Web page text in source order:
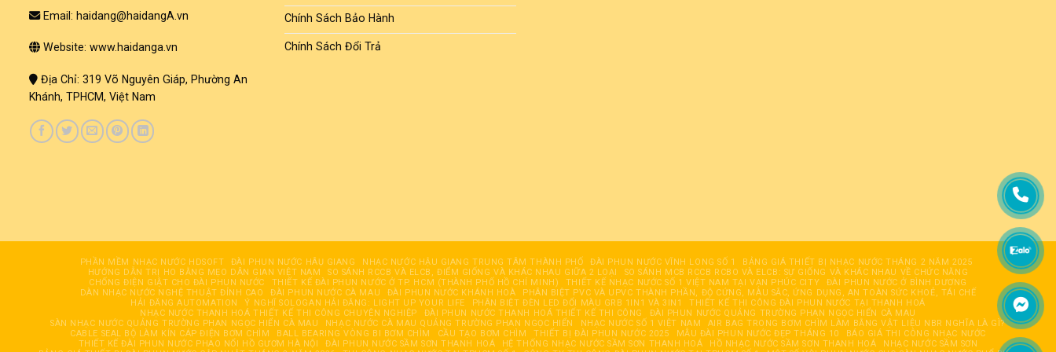
Email: haidang@haidangA.vn
Website: www.haidanga.vn
Địa Chỉ: 319 Võ Nguyên Giáp, Phường An
Khánh, TPHCM, Việt Nam
Chính Sách Bảo Hành
Chính Sách Đổi Trả
PHẦN MỀM NHẠC NƯỚC HDSOFT ĐÀI PHUN NƯỚC HÂỤ GIANG NHẠC NƯỚC HẬU GIANG TRUNG TÂM THÀNH PHỐ ĐÀI PHUN NƯỚC VĨNH LONG SỐ 1
BẢNG GIÁ THIẾT BỊ NHẠC NƯỚC THÁNG 2 NĂM 2025
HƯỚNG DẪN TRỊ HO BẰNG MẸO DÂN GIAN VIỆT NAM
SO SÁNH RCCB VÀ ELCB, ĐIỂM GIỐNG VÀ KHÁC NHAU GIỮA 2 LOẠI
SO SÁNH MCB RCCB RCBO VÀ ELCB: SỰ GIỐNG VÀ KHÁC NHAU VỀ CHỨC NĂNG
CHỐNG ĐIỆN GIẬT CHO ĐÀI PHUN NƯỚC
THIẾT KẾ ĐÀI PHUN NƯỚC Ở TP. HCM (THÀNH PHỐ HỒ CHÍ MINH) THIẾT KẾ NHẠC NƯỚC SỐ 1 VIỆT NAM TẠI VẠN PHÚC CITY
ĐÀI PHUN NƯỚC Ở BÌNH DƯƠNG
DÀN NHẠC NƯỚC NGHỆ THUẬT ĐỈNH CAO
ĐÀI PHUN NƯỚC CÀ MAU ĐÀI PHUN NƯỚC KHÁNH HOÀ
PHÂN BIỆT PVC VÀ UPVC THÀNH PHẦN, ĐỘ CỨNG, MÀU SẮC, ỨNG DỤNG, AN TOÀN SỨC KHOẺ, TÁI CHẾ
HẢI ĐĂNG AUTOMATION
Ý NGHĨ SOLOGAN HẢI ĐĂNG: LIGHT UP YOUR LIFE PHÂN BIỆT ĐÈN LED ĐỔI MÀU GRB 1IN1 VÀ 3IN1
THIẾT KẾ THI CÔNG ĐÀI PHUN NƯỚC TẠI THANH HOÁ
NHẠC NƯỚC THANH HOÁ THIẾT KẾ THI CÔNG CHUYÊN NGHIỆP
ĐÀI PHUN NƯỚC THANH HOÁ THIẾT KẾ THI CÔNG
ĐÀI PHUN NƯỚC QUẢNG TRƯỜNG PHAN NGỌC HIỂN CÀ MAU
SÀN NHẠC NƯỚC QUẢNG TRƯỜNG PHAN NGỌC HIỂN CÀ MAU
NHẠC NƯỚC CÀ MAU QUẢNG TRƯỜNG PHAN NGỌC HIỂN NHẠC NƯỚC SỐ 1 VIỆT NAM
AIR BAG TRONG BƠM CHÌM LÀM BẰNG VẬT LIỆU NBR NGHĨA LÀ GÌ?
CABLE SEAL BỘ LÀM KÍN CÁP ĐIỆN BƠM CHÌM
BALL BEARING VÒNG BI BƠM CHÌM CẦU TẠO BƠM CHÌM THIẾT BỊ ĐÀI PHUN NƯỚC 2025 MẪU ĐÀI PHUN NƯỚC ĐẸP THÁNG 10
BÁO GIÁ THI CÔNG NHẠC NƯỚC
THIẾT KẾ ĐÀI PHUN NƯỚC PHAO NỔI HỒ GƯƠM HÀ NỘI
ĐÀI PHUN NƯỚC SẦM SƠN THANH HOÁ HỆ THỐNG NHẠC NƯỚC SẦM SƠN THANH HOÁ HỒ NHẠC NƯỚC SẦM SƠN THANH HOÁ
NHẠC NƯỚC SẦM SƠN